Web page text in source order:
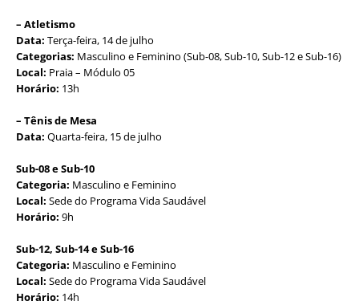
– Atletismo
Data: Terça-feira, 14 de julho
Categorias: Masculino e Feminino (Sub-08, Sub-10, Sub-12 e Sub-16)
Local: Praia – Módulo 05
Horário: 13h
– Tênis de Mesa
Data: Quarta-feira, 15 de julho
Sub-08 e Sub-10
Categoria: Masculino e Feminino
Local: Sede do Programa Vida Saudável
Horário: 9h
Sub-12, Sub-14 e Sub-16
Categoria: Masculino e Feminino
Local: Sede do Programa Vida Saudável
Horário: 14h